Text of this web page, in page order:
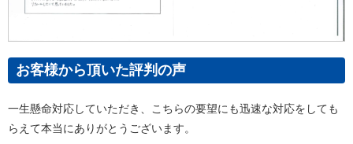
お客様から頂いた評判の声
一生懸命対応していただき、こちらの要望にも迅速な対応をしても
らえて本当にありがとうございます。